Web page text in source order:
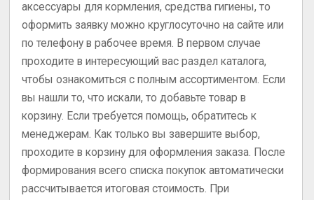
аксессуары для кормления, средства гигиены, то
оформить заявку можно круглосуточно на сайте или
по телефону в рабочее время. В первом случае
проходите в интересующий вас раздел каталога,
чтобы ознакомиться с полным ассортиментом. Если
вы нашли то, что искали, то добавьте товар в
корзину. Если требуется помощь, обратитесь к
менеджерам. Как только вы завершите выбор,
проходите в корзину для оформления заказа. После
формирования всего списка покупок автоматически
рассчитывается итоговая стоимость. При